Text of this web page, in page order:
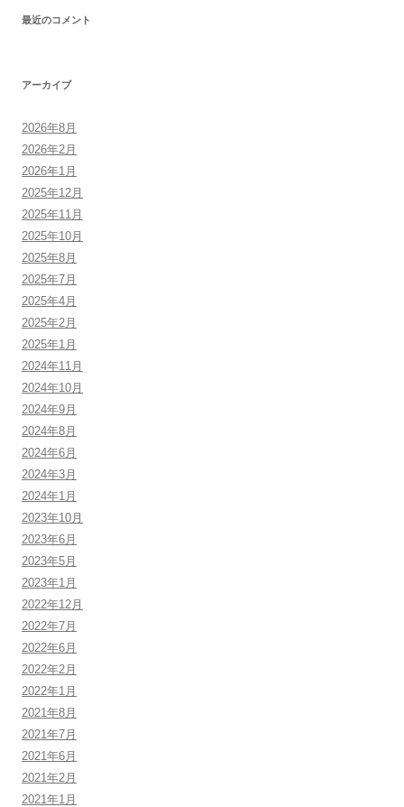
最近のコメント
アーカイブ
2026年8月
2026年2月
2026年1月
2025年12月
2025年11月
2025年10月
2025年8月
2025年7月
2025年4月
2025年2月
2025年1月
2024年11月
2024年10月
2024年9月
2024年8月
2024年6月
2024年3月
2024年1月
2023年10月
2023年6月
2023年5月
2023年1月
2022年12月
2022年7月
2022年6月
2022年2月
2022年1月
2021年8月
2021年7月
2021年6月
2021年2月
2021年1月